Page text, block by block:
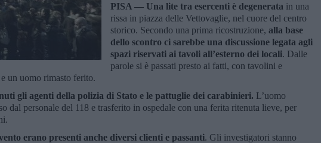
PISA — Una lite tra esercenti è degenerata in una
rissa in piazza delle Vettovaglie, nel cuore del centro
storico. Secondo una prima ricostruzione, alla base
dello scontro ci sarebbe una discussione legata agli
spazi riservati ai tavoli all’esterno dei locali. Dalle
parole si è passati presto ai fatti, con tavolini e
un uomo rimasto ferito.
gli agenti della polizia di Stato e le pattuglie dei carabinieri. L’uomo
dal personale del 118 e trasferito in ospedale con una ferita ritenuta lieve, per
erano presenti anche diversi clienti e passanti. Gli investigatori stanno